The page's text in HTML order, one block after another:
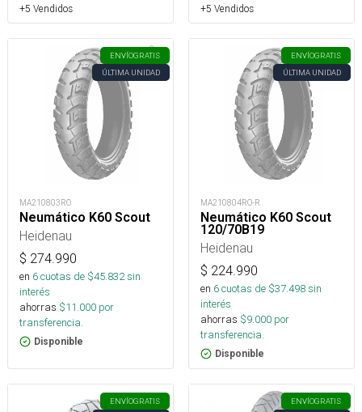
+5 Vendidos +5 Vendidos
ENVÍOGRATIS
ÚLTIMA UNIDAD
MA210803RO
Neumático K60 Scout
Heidenau
$ 274.990
en 6cuotas de $45.832sin
interés
ahorras $11.000 por
transferencia.
Disponible
ENVÍOGRATIS
ÚLTIMA UNIDAD
MA210804RO-R
Neumático K60 Scout
120/70B19
Heidenau
$ 224.990
en 6cuotas de $37.498sin
interés
ahorras $9.000 por
transferencia.
Disponible
ENVÍOGRATIS
ENVÍOGRATIS